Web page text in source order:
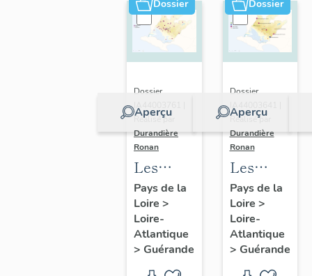
Dossier
Aperçu
Dossier
IA44003761 |
Réalisé par
Durandière
Ronan
Les
châteaux
et
manoirs
de
Guérande
Pays de la
Loire >
Loire-
Atlantique
> Guérande
Dossier
Aperçu
Dossier
IA44003641 |
Réalisé par
Durandière
Ronan
Les
blockhaus
de
Guérande
Pays de la
Loire >
Loire-
Atlantique
> Guérande